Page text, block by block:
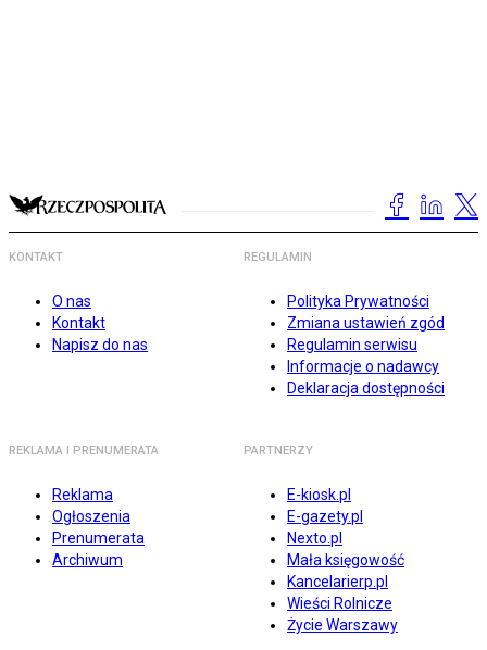
KONTAKT
O nas
Kontakt
Napisz do nas
REGULAMIN
Polityka Prywatności
Zmiana ustawień zgód
Regulamin serwisu
Informacje o nadawcy
Deklaracja dostępności
REKLAMA I PRENUMERATA
Reklama
Ogłoszenia
Prenumerata
Archiwum
PARTNERZY
E-kiosk.pl
E-gazety.pl
Nexto.pl
Mała księgowość
Kancelarierp.pl
Wieści Rolnicze
Życie Warszawy